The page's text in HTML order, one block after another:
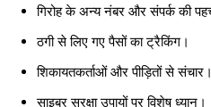
गिरोह के अन्य नंबर और संपर्क की
ठगी से लिए गए पैसों का ट्रैकिंग।
शिकायतकर्ताओं और पीड़ितों से संचार।
साइबर सुरक्षा उपायों पर विशेष ध्यान।